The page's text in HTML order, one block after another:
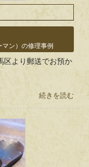
ン）の修理事例
区より郵送でお預か
続きを読む